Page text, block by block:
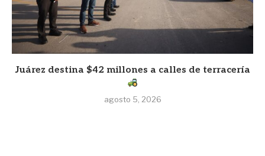
Juárez destina $42 millones a calles de terracería
agosto 5, 2026